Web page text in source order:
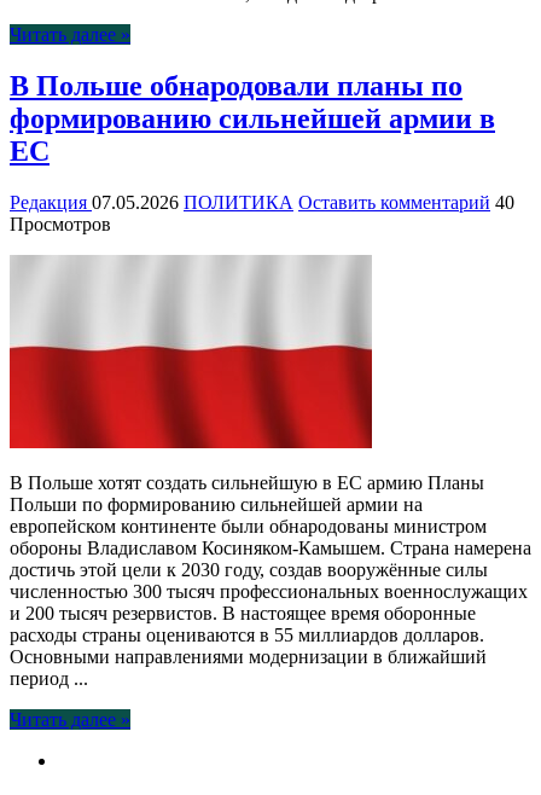
Читать далее »
В Польше обнародовали планы по
формированию сильнейшей армии в
ЕС
Редакция 07.05.2026 ПОЛИТИКА Оставить комментарий 40
Просмотров
В Польше хотят создать сильнейшую в ЕС армию Планы
Польши по формированию сильнейшей армии на
европейском континенте были обнародованы министром
обороны Владиславом Косиняком-Камышем. Страна намерена
достичь этой цели к 2030 году, создав вооружённые силы
численностью 300 тысяч профессиональных военнослужащих
и 200 тысяч резервистов. В настоящее время оборонные
расходы страны оцениваются в 55 миллиардов долларов.
Основными направлениями модернизации в ближайший
период ...
Читать далее »